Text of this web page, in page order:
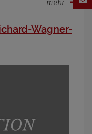
mehr
Wagner-